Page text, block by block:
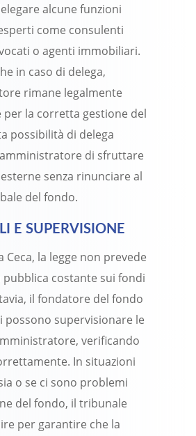
alcune funzioni
come consulenti
o agenti immobiliari.
in caso di delega,
rimane legalmente
per la corretta gestione del
possibilità di delega
di sfruttare
senza rinunciare al
del fondo.
E SUPERVISIONE
Ceca, la legge non prevede
pubblica costante sui fondi
il fondatore del fondo
possono supervisionare le
verificando
In situazioni
o se ci sono problemi
del fondo, il tribunale
per garantire che la